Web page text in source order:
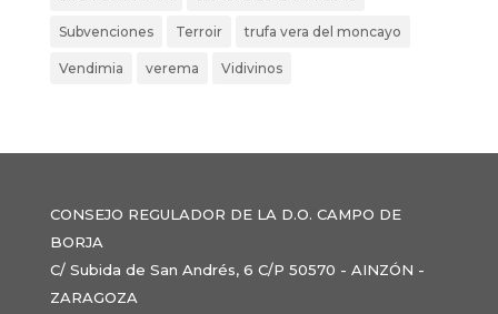
Subvenciones Terroir trufa vera del moncayo
Vendimia verema Vidivinos
CONSEJO REGULADOR DE LA D.O. CAMPO DE
BORJA
C/ Subida de San Andrés, 6 C/P 50570 - AINZÓN -
ZARAGOZA